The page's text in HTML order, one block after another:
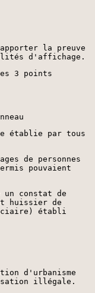
la preuve
d'affichage.
3 points
établie par tous
de personnes
pouvaient
constat de
huissier de
établi
d'urbanisme
illégale.